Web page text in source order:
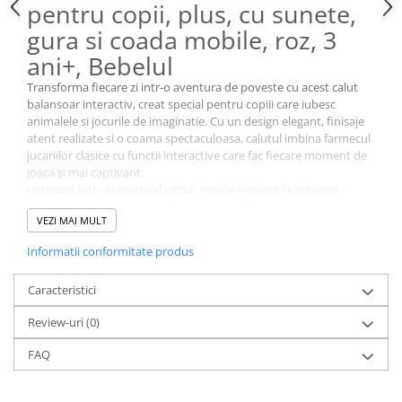
pentru copii, plus, cu sunete,
gura si coada mobile, roz, 3
ani+, Bebelul
Transforma fiecare zi intr-o aventura de poveste cu acest calut
balansoar interactiv, creat special pentru copiii care iubesc
animalele si jocurile de imaginatie. Cu un design elegant, finisaje
atent realizate si o coama spectaculoasa, calutul imbina farmecul
jucariilor clasice cu functii interactive care fac fiecare moment de
joaca si mai captivant.
calutul ofera confort la fiecare utilizare, iar structura solida din
lemn si metal asigura stabilitate si siguranta in timpul balansarii.
O experienta de joaca
interactiva
Prin simpla apasare a urechii, calutul prinde viata si reda sunete
realiste de nechezat si galop, completate de o melodie vesela in
stil western. In acelasi timp, gura si coada se misca sincron cu
efectele sonore, oferind copilului senzatia unui calut adevarat si
stimuland jocurile de rol.
VEZI MAI MULT
Informatii conformitate produs
Caracteristici
Review-uri(0)
FAQ